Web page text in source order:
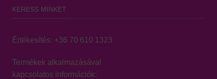
KERESS MINKET
Értékesítés: +36 70 610 1323
Termékek alkalmazásával
kapcsolatos információk: